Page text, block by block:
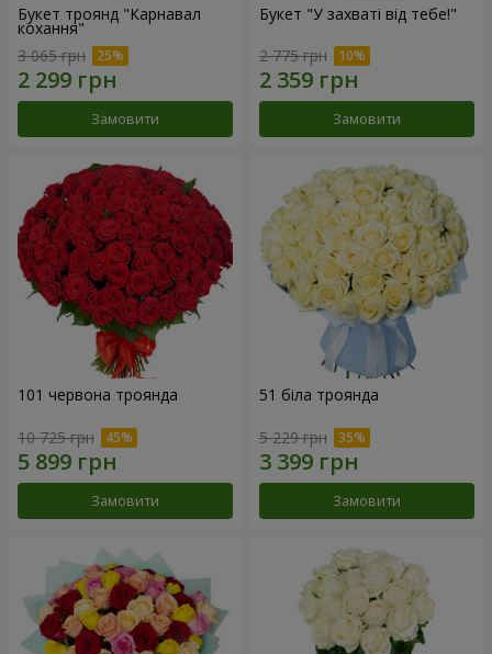
Букет троянд "Карнавал
кохання"
3 065 грн
Замовити
Букет "У захваті від тебе!"
2 775 грн
Замовити
101 червона троянда
10 725 грн
Замовити
51 біла троянда
5 229 грн
Замовити